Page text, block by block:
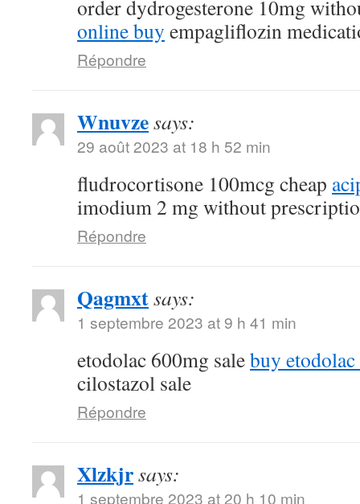
order dydrogesterone 10mg
online buy empagliflozin
Répondre
Wnuvzesays:
29 août 2023 at 18 h 52 min
fludrocortisone 100mcg cheap
imodium 2 mg without
Répondre
Qagmxtsays:
1 septembre 2023 at 9 h 41 min
etodolac 600mg salebuy
cilostazol sale
Répondre
Xlzkjrsays:
1 septembre 2023 at 20 h 10 min